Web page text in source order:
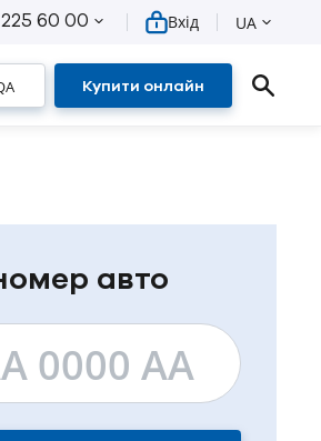
60 00 Вхід UA
Купити онлайн
авто